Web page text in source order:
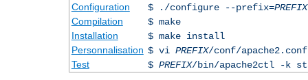
Configuration
$ ./configure --prefix=PREFIX
Compilation
$ make
Installation
$ make install
Personnalisation $ vi PREFIX/conf/apache2.conf
Test
$ PREFIX/bin/apache2ctl -k